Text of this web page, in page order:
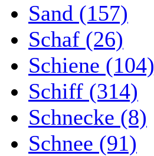
Sand (157)
Schaf (26)
Schiene (104)
Schiff (314)
Schnecke (8)
Schnee (91)